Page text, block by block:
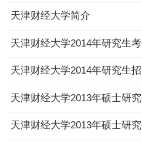
天津财经大学简介
天津财经大学2014年研究生